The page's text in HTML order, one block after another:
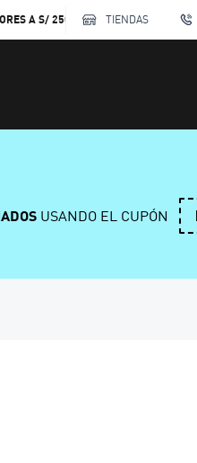
A S/ 250 TIENDAS
USANDO EL CUPÓN